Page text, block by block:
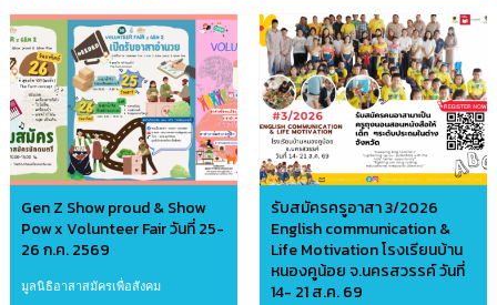
– 15.30 น.
มูลนิธิอาสาสมัครเพื่อสังคม
Gen Z Show proud & Show
Pow x Volunteer Fair วันที่ 25-
26 ก.ค. 2569
มูลนิธิอาสาสมัครเพื่อสังคม
รับสมัครครูอาสา 3/2026
English communication &
Life Motivation โรงเรียนบ้าน
หนองคูน้อย จ.นครสวรรค์ วันที่
14- 21 ส.ค. 69